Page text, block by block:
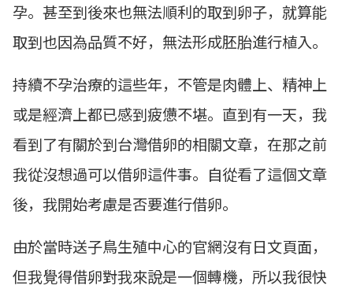
孕。甚至到後來也無法順利的取到卵子，就算能
取到也因為品質不好，無法形成胚胎進行植入。
持續不孕治療的這些年，不管是肉體上、精神上
或是經濟上都已感到疲憊不堪。直到有一天，我
看到了有關於到台灣借卵的相關文章，在那之前
我從沒想過可以借卵這件事。自從看了這個文章
後，我開始考慮是否要進行借卵。
由於當時送子鳥生殖中心的官網沒有日文頁面，
但我覺得借卵對我來說是一個轉機，所以我很快